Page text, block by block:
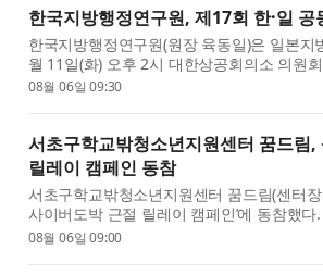
한국지방행정연구원, 제17회 한·일 공
한국지방행정연구원(원장 육동일)은 일본
월 11일(화) 오후 2시 대한상공회의소 의원
이번 세미나는 ‘지역 과제 대응을 ...
08월 06일 09:30
서초구학교밖청소년지원센터 꿈드림
릴레이 캠페인 동참
서초구학교밖청소년지원센터 꿈드림(센터
사이버도박 근절 릴레이 캠페인’에 동참했
다음 주자로 지목받아 릴레이에 참여...
08월 06일 09:00